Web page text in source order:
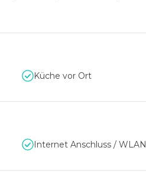
Küche vor Ort
Internet Anschluss / WLAN